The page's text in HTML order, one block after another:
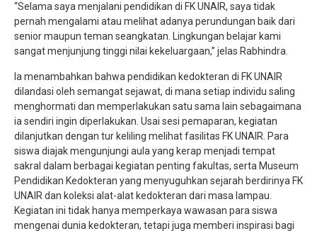
“Selama saya menjalani pendidikan di FK UNAIR, saya tidak
pernah mengalami atau melihat adanya perundungan baik dari
senior maupun teman seangkatan. Lingkungan belajar kami
sangat menjunjung tinggi nilai kekeluargaan,” jelas Rabhindra.
Ia menambahkan bahwa pendidikan kedokteran di FK UNAIR
dilandasi oleh semangat sejawat, di mana setiap individu saling
menghormati dan memperlakukan satu sama lain sebagaimana
ia sendiri ingin diperlakukan. Usai sesi pemaparan, kegiatan
dilanjutkan dengan tur keliling melihat fasilitas FK UNAIR. Para
siswa diajak mengunjungi aula yang kerap menjadi tempat
sakral dalam berbagai kegiatan penting fakultas, serta Museum
Pendidikan Kedokteran yang menyuguhkan sejarah berdirinya FK
UNAIR dan koleksi alat-alat kedokteran dari masa lampau.
Kegiatan ini tidak hanya memperkaya wawasan para siswa
mengenai dunia kedokteran, tetapi juga memberi inspirasi bagi